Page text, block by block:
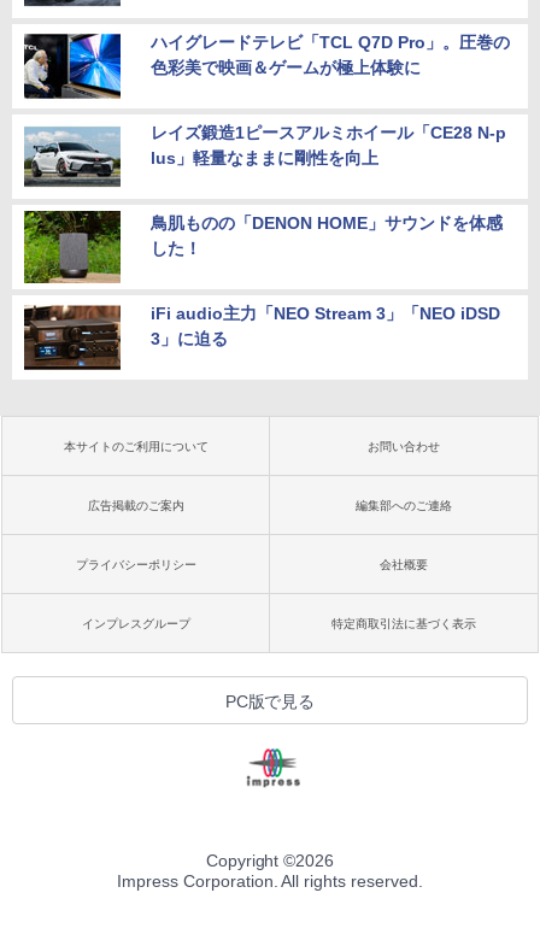
ハイグレードテレビ「TCL Q7D Pro」。圧巻の
色彩美で映画＆ゲームが極上体験に
レイズ鍛造1ピースアルミホイール「CE28 N-p
lus」軽量なままに剛性を向上
鳥肌ものの「DENON HOME」サウンドを体感
した！
iFi audio主力「NEO Stream 3」「NEO iDSD
3」に迫る
本サイトのご利用について お問い合わせ
広告掲載のご案内 編集部へのご連絡
プライバシーポリシー 会社概要
インプレスグループ 特定商取引法に基づく表示
PC版で見る
Copyright ©2026
Impress Corporation. All rights reserved.